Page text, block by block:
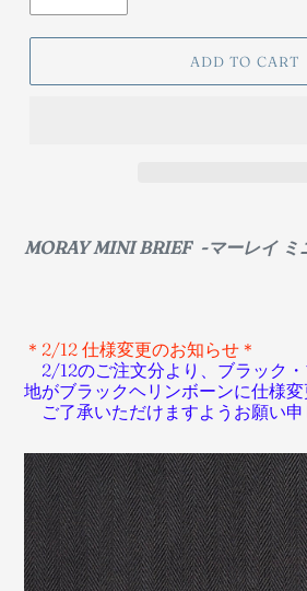
ADD TO CART
MORAY MINI BRIEF -マーレイ ミ
＊2/12 仕様変更のお知らせ＊
2/12のご注文分より、ブラック
地がブラックヘリンボーンに仕様変
ご了承いただけますようお願い申